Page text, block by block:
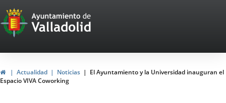
Portal
Web
del
Ayuntamiento
de
HomeActualidad Noticias
El Ayuntamiento y la Universidad inauguran el
Espacio VIVA Coworking